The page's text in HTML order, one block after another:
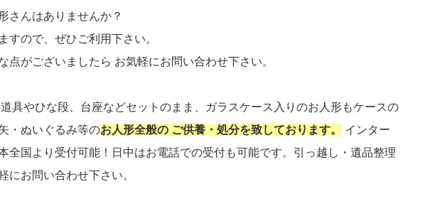
さんはありませんか？
ので、ぜひご利用下さい。
がございましたら お気軽にお問い合わせ下さい。
具やひな段、台座などセットのまま、ガラスケース入りのお人形もケースの
・ぬいぐるみ等のお人形全般の ご供養・処分を致しております。
インター
全国より受付可能！日中はお電話での受付も可能です。引っ越し・遺品整理
にお問い合わせ下さい。